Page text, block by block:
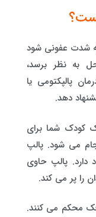
شدت عفونی شود
به نظر برسد،
پالپکتومی یا
دهد.
کودک شما برای
می شود. پالپ
پالپ حاوی
را پر می کند.
فک محکم می کنند.